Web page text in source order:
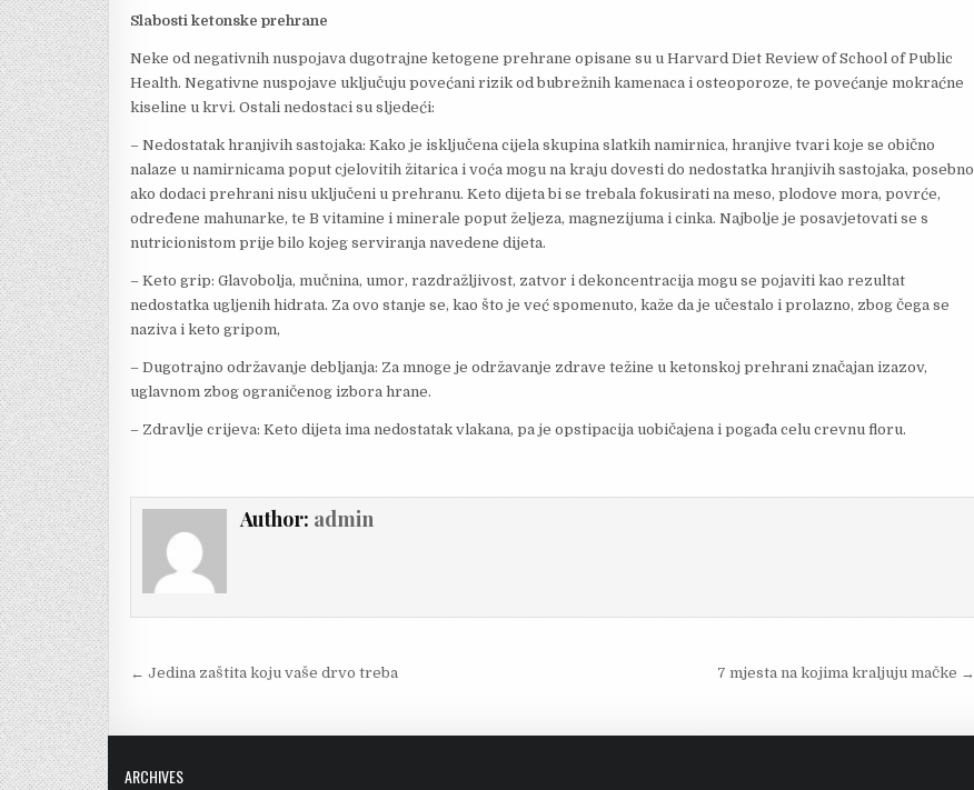
Slabosti ketonske prehrane
Neke od negativnih nuspojava dugotrajne ketogene prehrane opisane su u Harvard Diet Review of School of Public
Health. Negativne nuspojave uključuju povećani rizik od bubrežnih kamenaca i osteoporoze, te povećanje mokraćne
kiseline u krvi. Ostali nedostaci su sljedeći:
– Nedostatak hranjivih sastojaka: Kako je isključena cijela skupina slatkih namirnica, hranjive tvari koje se obično
nalaze u namirnicama poput cjelovitih žitarica i voća mogu na kraju dovesti do nedostatka hranjivih sastojaka, posebno
ako dodaci prehrani nisu uključeni u prehranu. Keto dijeta bi se trebala fokusirati na meso, plodove mora, povrće,
određene mahunarke, te B vitamine i minerale poput željeza, magnezijuma i cinka. Najbolje je posavjetovati se s
nutricionistom prije bilo kojeg serviranja navedene dijeta.
– Keto grip: Glavobolja, mučnina, umor, razdražljivost, zatvor i dekoncentracija mogu se pojaviti kao rezultat
nedostatka ugljenih hidrata. Za ovo stanje se, kao što je već spomenuto, kaže da je učestalo i prolazno, zbog čega se
naziva i keto gripom,
– Dugotrajno održavanje debljanja: Za mnoge je održavanje zdrave težine u ketonskoj prehrani značajan izazov,
uglavnom zbog ograničenog izbora hrane.
– Zdravlje crijeva: Keto dijeta ima nedostatak vlakana, pa je opstipacija uobičajena i pogađa celu crevnu floru.
Author: admin
Post
← Jedina zaštita koju vaše drvo treba 7 mjesta na kojima kraljuju mačke →
ARCHIVES